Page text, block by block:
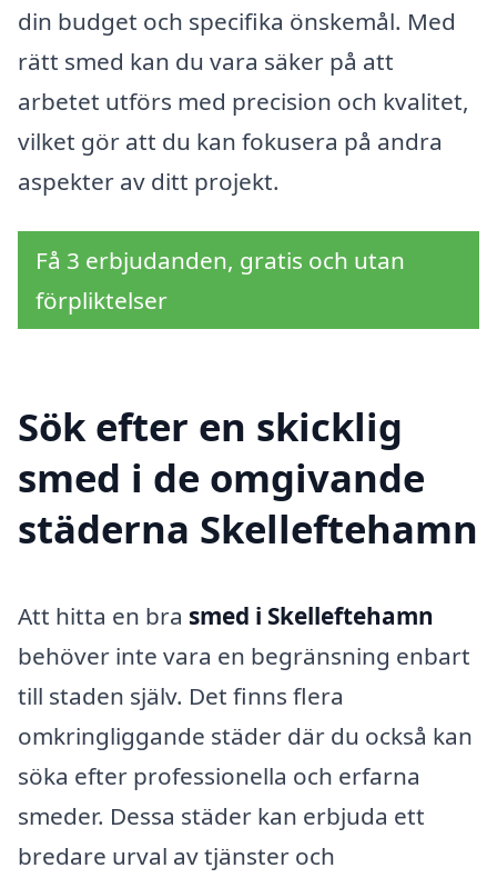
din budget och specifika önskemål. Med
rätt smed kan du vara säker på att
arbetet utförs med precision och kvalitet,
vilket gör att du kan fokusera på andra
aspekter av ditt projekt.
Få 3 erbjudanden, gratis och utan
förpliktelser
Sök efter en skicklig
smed i de omgivande
städerna Skelleftehamn
Att hitta en bra smed i Skelleftehamn
behöver inte vara en begränsning enbart
till staden själv. Det finns flera
omkringliggande städer där du också kan
söka efter professionella och erfarna
smeder. Dessa städer kan erbjuda ett
bredare urval av tjänster och